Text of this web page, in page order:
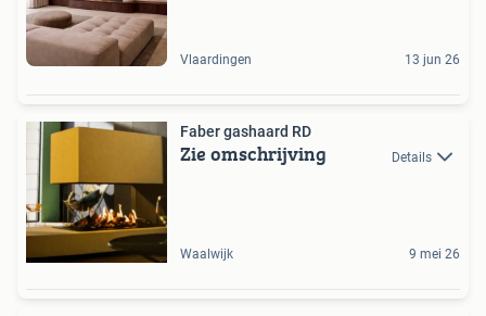
Vlaardingen 13 jun 26
Faber gashaard RD
Zie omschrijving Details
Waalwijk 9 mei 26